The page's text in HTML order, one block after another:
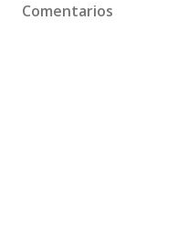
Comentarios